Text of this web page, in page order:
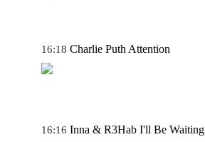
16:18 Charlie Puth Attention
16:16 Inna & R3Hab I'll Be Waiting